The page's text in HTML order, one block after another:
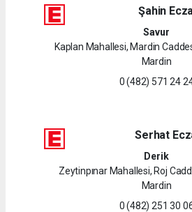
Şahin
Savur
Kaplan Mahallesi, Mardin
Mardin
0 (482) 571 24
Serhat
Derik
Zeytinpınar Mahallesi, Roj
Mardin
0 (482) 251 30